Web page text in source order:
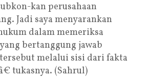
kan perusahaan
Jadi saya menyarankan
dalam memeriksa
bertanggung jawab
melalui sisi dari fakta
tukasnya. (Sahrul)